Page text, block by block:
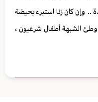
وإن كان زنا استبرء بحيضة
وطئ الشبهة أطفال شرعيون ،